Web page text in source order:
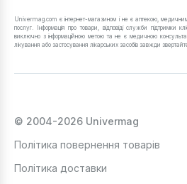
Univermag.com є інтернет-магазином і не є аптекою,
послуг. Інформація про товари, відповіді служби підтримки
виключно з інформаційною метою та не є медичною
лікування або застосування лікарських засобів завжди
© 2004-2026 Univermag
Політика повернення товарів
Політика доставки